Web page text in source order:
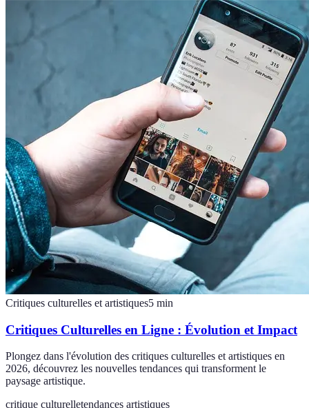
Critiques culturelles et artistiques5 min
Critiques Culturelles en Ligne : Évolution et Impact
Plongez dans l'évolution des critiques culturelles et artistiques en
2026, découvrez les nouvelles tendances qui transforment le
paysage artistique.
critique culturelletendances artistiques